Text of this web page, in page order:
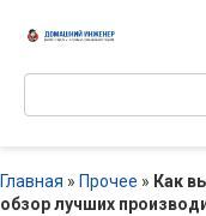
Поиск:
Главная » Прочее » Как
обзор лучших